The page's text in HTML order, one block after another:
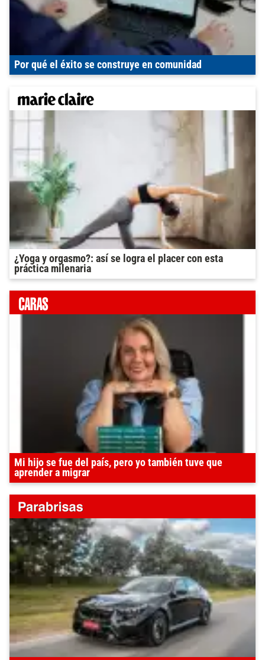
Por qué el éxito se construye en comunidad
¿Yoga y orgasmo?: así se logra el placer con esta
práctica milenaria
Mi hijo se fue del país, pero yo también tuve que
aprender a migrar